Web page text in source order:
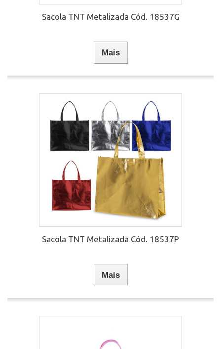
Sacola TNT Metalizada Cód. 18537G
Mais
Sacola TNT Metalizada Cód. 18537P
Mais